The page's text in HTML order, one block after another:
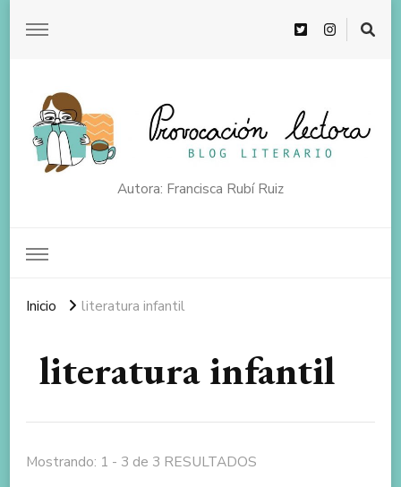
Autora: Francisca Rubí Ruiz
Inicio literatura infantil
literatura infantil
Mostrando: 1 - 3 de 3 RESULTADOS